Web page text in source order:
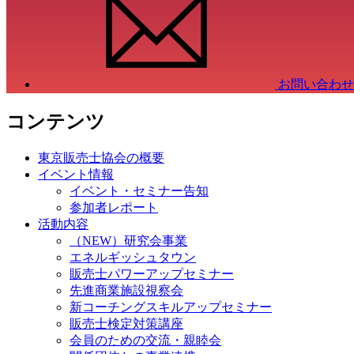
お問い合わ
コンテンツ
東京販売士協会の概要
イベント情報
イベント・セミナー告知
参加者レポート
活動内容
（NEW）研究会事業
エネルギッシュタウン
販売士パワーアップセミナー
先進商業施設視察会
新コーチングスキルアップセミナー
販売士検定対策講座
会員のための交流・親睦会